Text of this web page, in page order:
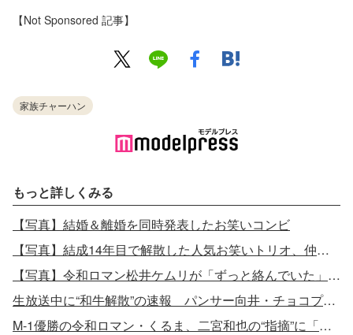
【Not Sponsored 記事】
家族チャーハン
もっと詳しくみる
【写真】結婚＆離婚を同時発表したお笑いコンビ
【写真】結成14年目で解散した人気お笑いトリオ、仲睦まじい最後の動画
【写真】令和ロマン松井ケムリが「ずっと絡んでいた」女性芸能人
生放送中に“和牛解散”の速報 パンサー向井・チョコプラ長田らが言葉失う「衝撃」「これはなかなか…」
M-1優勝の令和ロマン・くるま、二宮和也の“指摘”に「めっちゃ鋭い」